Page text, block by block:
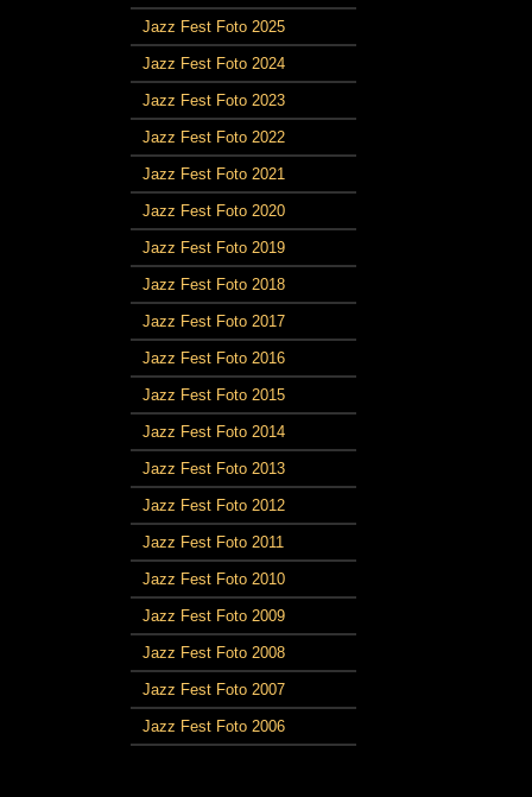
Jazz Fest Foto 2025
Jazz Fest Foto 2024
Jazz Fest Foto 2023
Jazz Fest Foto 2022
Jazz Fest Foto 2021
Jazz Fest Foto 2020
Jazz Fest Foto 2019
Jazz Fest Foto 2018
Jazz Fest Foto 2017
Jazz Fest Foto 2016
Jazz Fest Foto 2015
Jazz Fest Foto 2014
Jazz Fest Foto 2013
Jazz Fest Foto 2012
Jazz Fest Foto 2011
Jazz Fest Foto 2010
Jazz Fest Foto 2009
Jazz Fest Foto 2008
Jazz Fest Foto 2007
Jazz Fest Foto 2006